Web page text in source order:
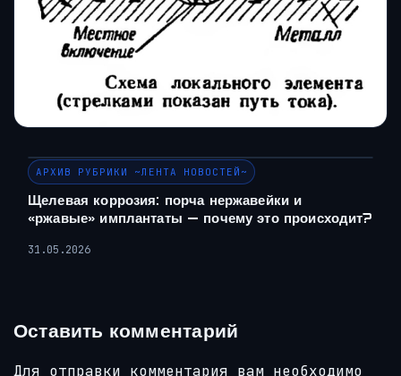
АРХИВ РУБРИКИ ~ЛЕНТА НОВОСТЕЙ~
Щелевая коррозия: порча нержавейки и
«ржавые» имплантаты — почему это происходит?
31.05.2026
Оставить комментарий
Для отправки комментария вам необходимо